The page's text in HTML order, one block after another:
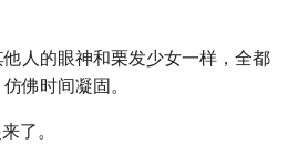
人的眼神和栗发少女一样，全都
佛时间凝固。
了。